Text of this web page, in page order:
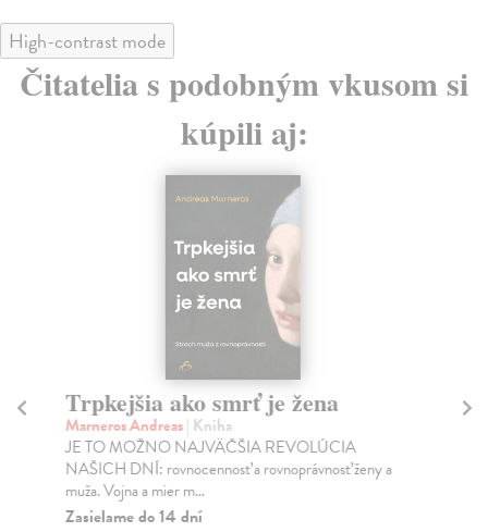
High-contrast mode
Čitatelia s podobným vkusom si
kúpili aj:
Trpkejšia ako smrť je žena
Marneros Andreas| Kniha
JE TO MOŽNO NAJVÄČŠIA REVOLÚCIA
NAŠICH DNÍ: rovnocennosť a rovnoprávnosť ženy a
muža. Vojna a mier m...
Zasielame do 14 dní